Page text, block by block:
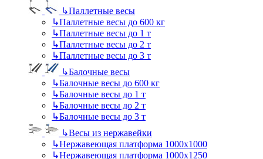
↳Паллетные весы
↳Паллетные весы до 600 кг
↳Паллетные весы до 1 т
↳Паллетные весы до 2 т
↳Паллетные весы до 3 т
↳Балочные весы
↳Балочные весы до 600 кг
↳Балочные весы до 1 т
↳Балочные весы до 2 т
↳Балочные весы до 3 т
↳Весы из нержавейки
↳Нержавеющая платформа 1000х1000
↳Нержавеющая платформа 1000х1250